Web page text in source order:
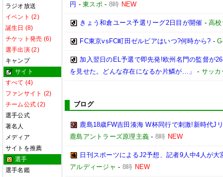
ラジオ放送
イベント (2)
誕生日 (8)
チケット発売 (6)
選手出演 (2)
キャンプ
サイト
すべて (4)
ファンサイト (2)
チーム公式 (2)
選手公式
著名人
メディア
サイトを推薦
選手
選手名鑑
円 -東スポ- 8時 NEW
きょう和倉ユース予選リーグ2日目が開催 -高
FC東京vsFC町田ゼルビアはいつ?何時から? -
加入翌日のEL予選で即先発!欧州名門の監督が
を見せた。どんな存在になるか片鱗が…」
- サッカ
ブログ
鹿島18歳FW吉田湊海 W杯同行で刺激!新時代J
鹿島アントラーズ原理主義 -8時 NEW
日刊スポーツによるJ2予想、記者9人中4人が大
アルディージャ - 8時 NEW